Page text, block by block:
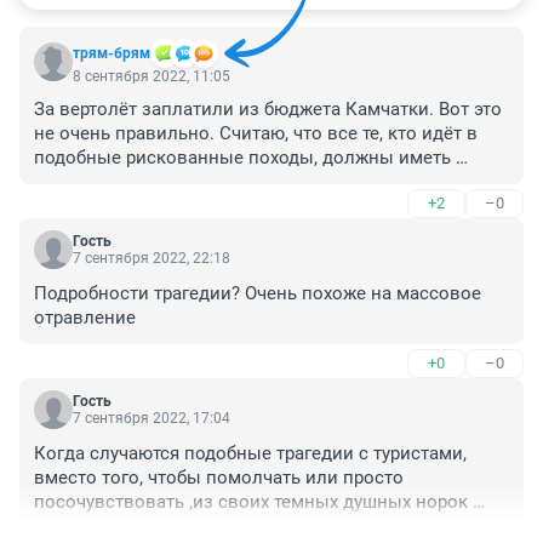
трям-брям
8 сентября 2022, 11:05
За вертолёт заплатили из бюджета Камчатки. Вот это
не очень правильно. Считаю, что все те, кто идёт в
подобные рискованные походы, должны иметь
эвакуацию вертолётом. У меня такая была. Общая
страховая сумма в районе 100 или 150 тысяч евро.
Стоит не очень дорого, в 2007 году цена была в
вопросов не будет.
+2 –0
Гость
7 сентября 2022, 22:18
Подробности трагедии? Очень похоже на массовое
отравление
+0 –0
Гость
7 сентября 2022, 17:04
Когда случаются подобные трагедии с туристами,
вместо того, чтобы помолчать или просто
посочувствовать ,из своих темных душных норок